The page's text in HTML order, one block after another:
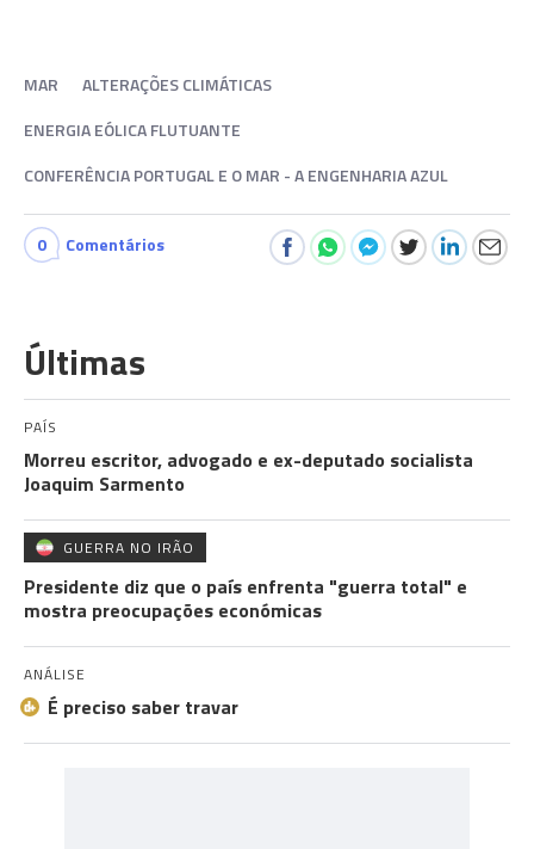
MAR
ALTERAÇÕES CLIMÁTICAS
ENERGIA EÓLICA FLUTUANTE
CONFERÊNCIA PORTUGAL E O MAR - A ENGENHARIA AZUL
0 Comentários
Últimas
PAÍS
Morreu escritor, advogado e ex-deputado socialista
Joaquim Sarmento
GUERRA NO IRÃO
Presidente diz que o país enfrenta "guerra total" e
mostra preocupações económicas
ANÁLISE
É preciso saber travar